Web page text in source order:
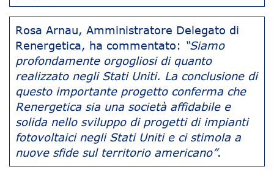
Rosa Arnau, Amministratore Delegato di
Renergetica, ha commentato: “Siamo
profondamente orgogliosi di quanto
realizzato negli Stati Uniti. La conclusione di
questo importante progetto conferma che
Renergetica sia una società affidabile e
solida nello sviluppo di progetti di impianti
fotovoltaici negli Stati Uniti e ci stimola a
nuove sfide sul territorio americano”.